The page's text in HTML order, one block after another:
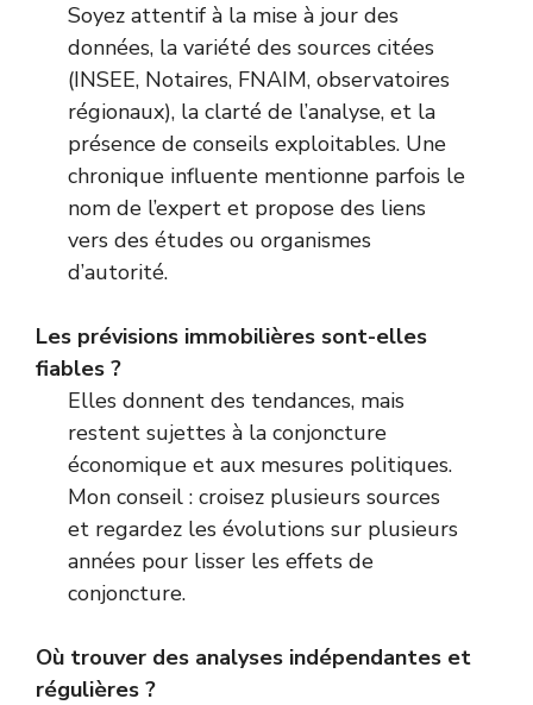
Soyez attentif à la mise à jour des
données, la variété des sources citées
(INSEE, Notaires, FNAIM, observatoires
régionaux), la clarté de l’analyse, et la
présence de conseils exploitables. Une
chronique influente mentionne parfois le
nom de l’expert et propose des liens
vers des études ou organismes
d’autorité.
Les prévisions immobilières sont-elles
fiables ?
Elles donnent des tendances, mais
restent sujettes à la conjoncture
économique et aux mesures politiques.
Mon conseil : croisez plusieurs sources
et regardez les évolutions sur plusieurs
années pour lisser les effets de
conjoncture.
Où trouver des analyses indépendantes et
régulières ?